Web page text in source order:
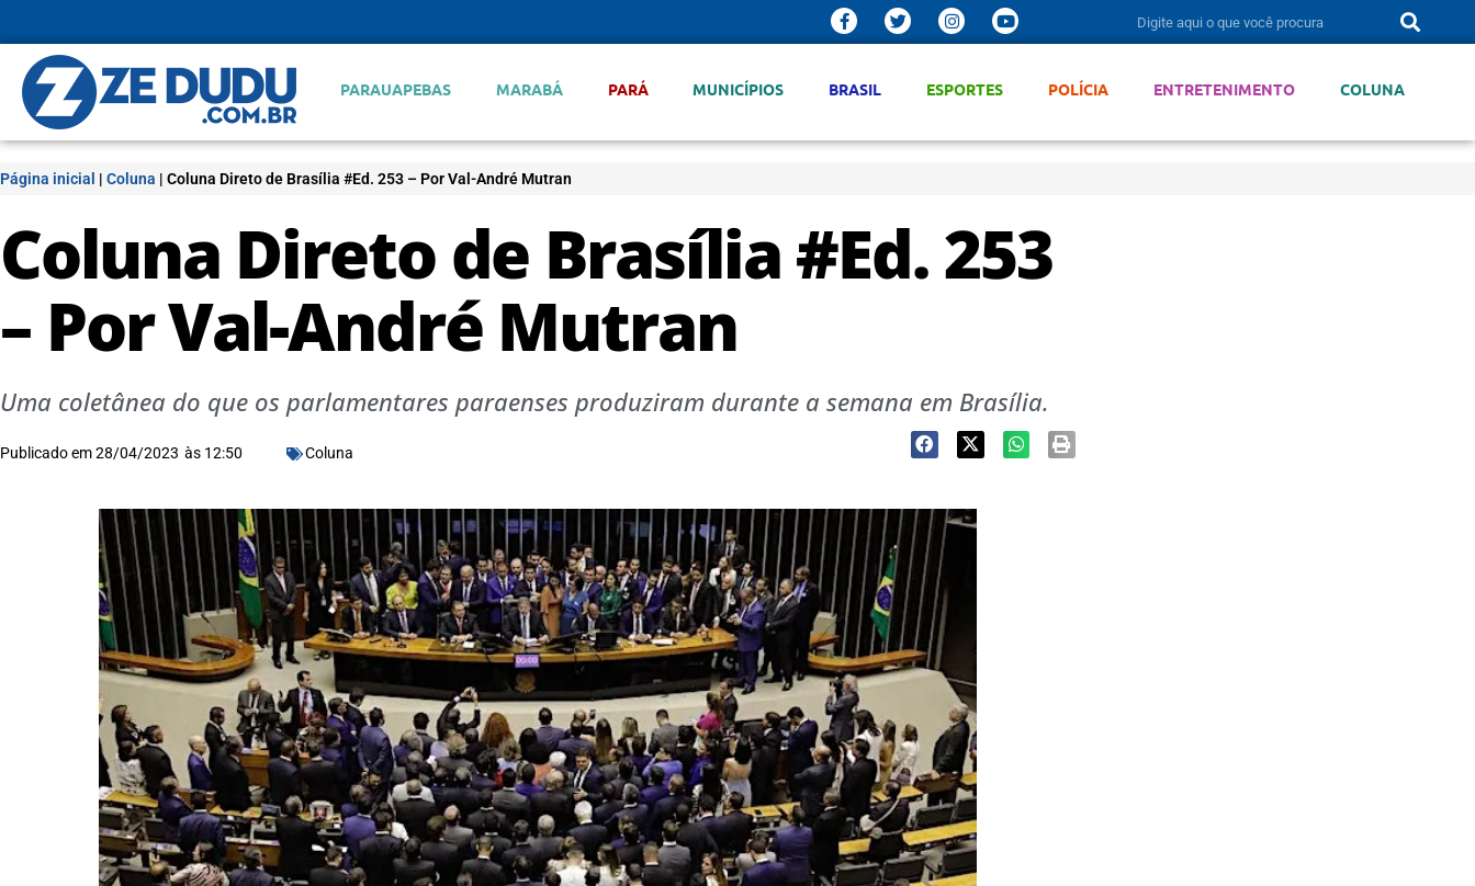
PARAUAPEBAS MARABÁ PARÁ MUNICÍPIOS BRASIL ESPORTES POLÍCIA ENTRETENIMENTO COLUNA
Página inicial | Coluna | Coluna Direto de Brasília #Ed. 253 – Por Val-André Mutran
Coluna Direto de Brasília #Ed. 253
– Por Val-André Mutran
Uma coletânea do que os parlamentares paraenses produziram durante a semana em Brasília.
Publicado em28/04/2023 às 12:50 Coluna